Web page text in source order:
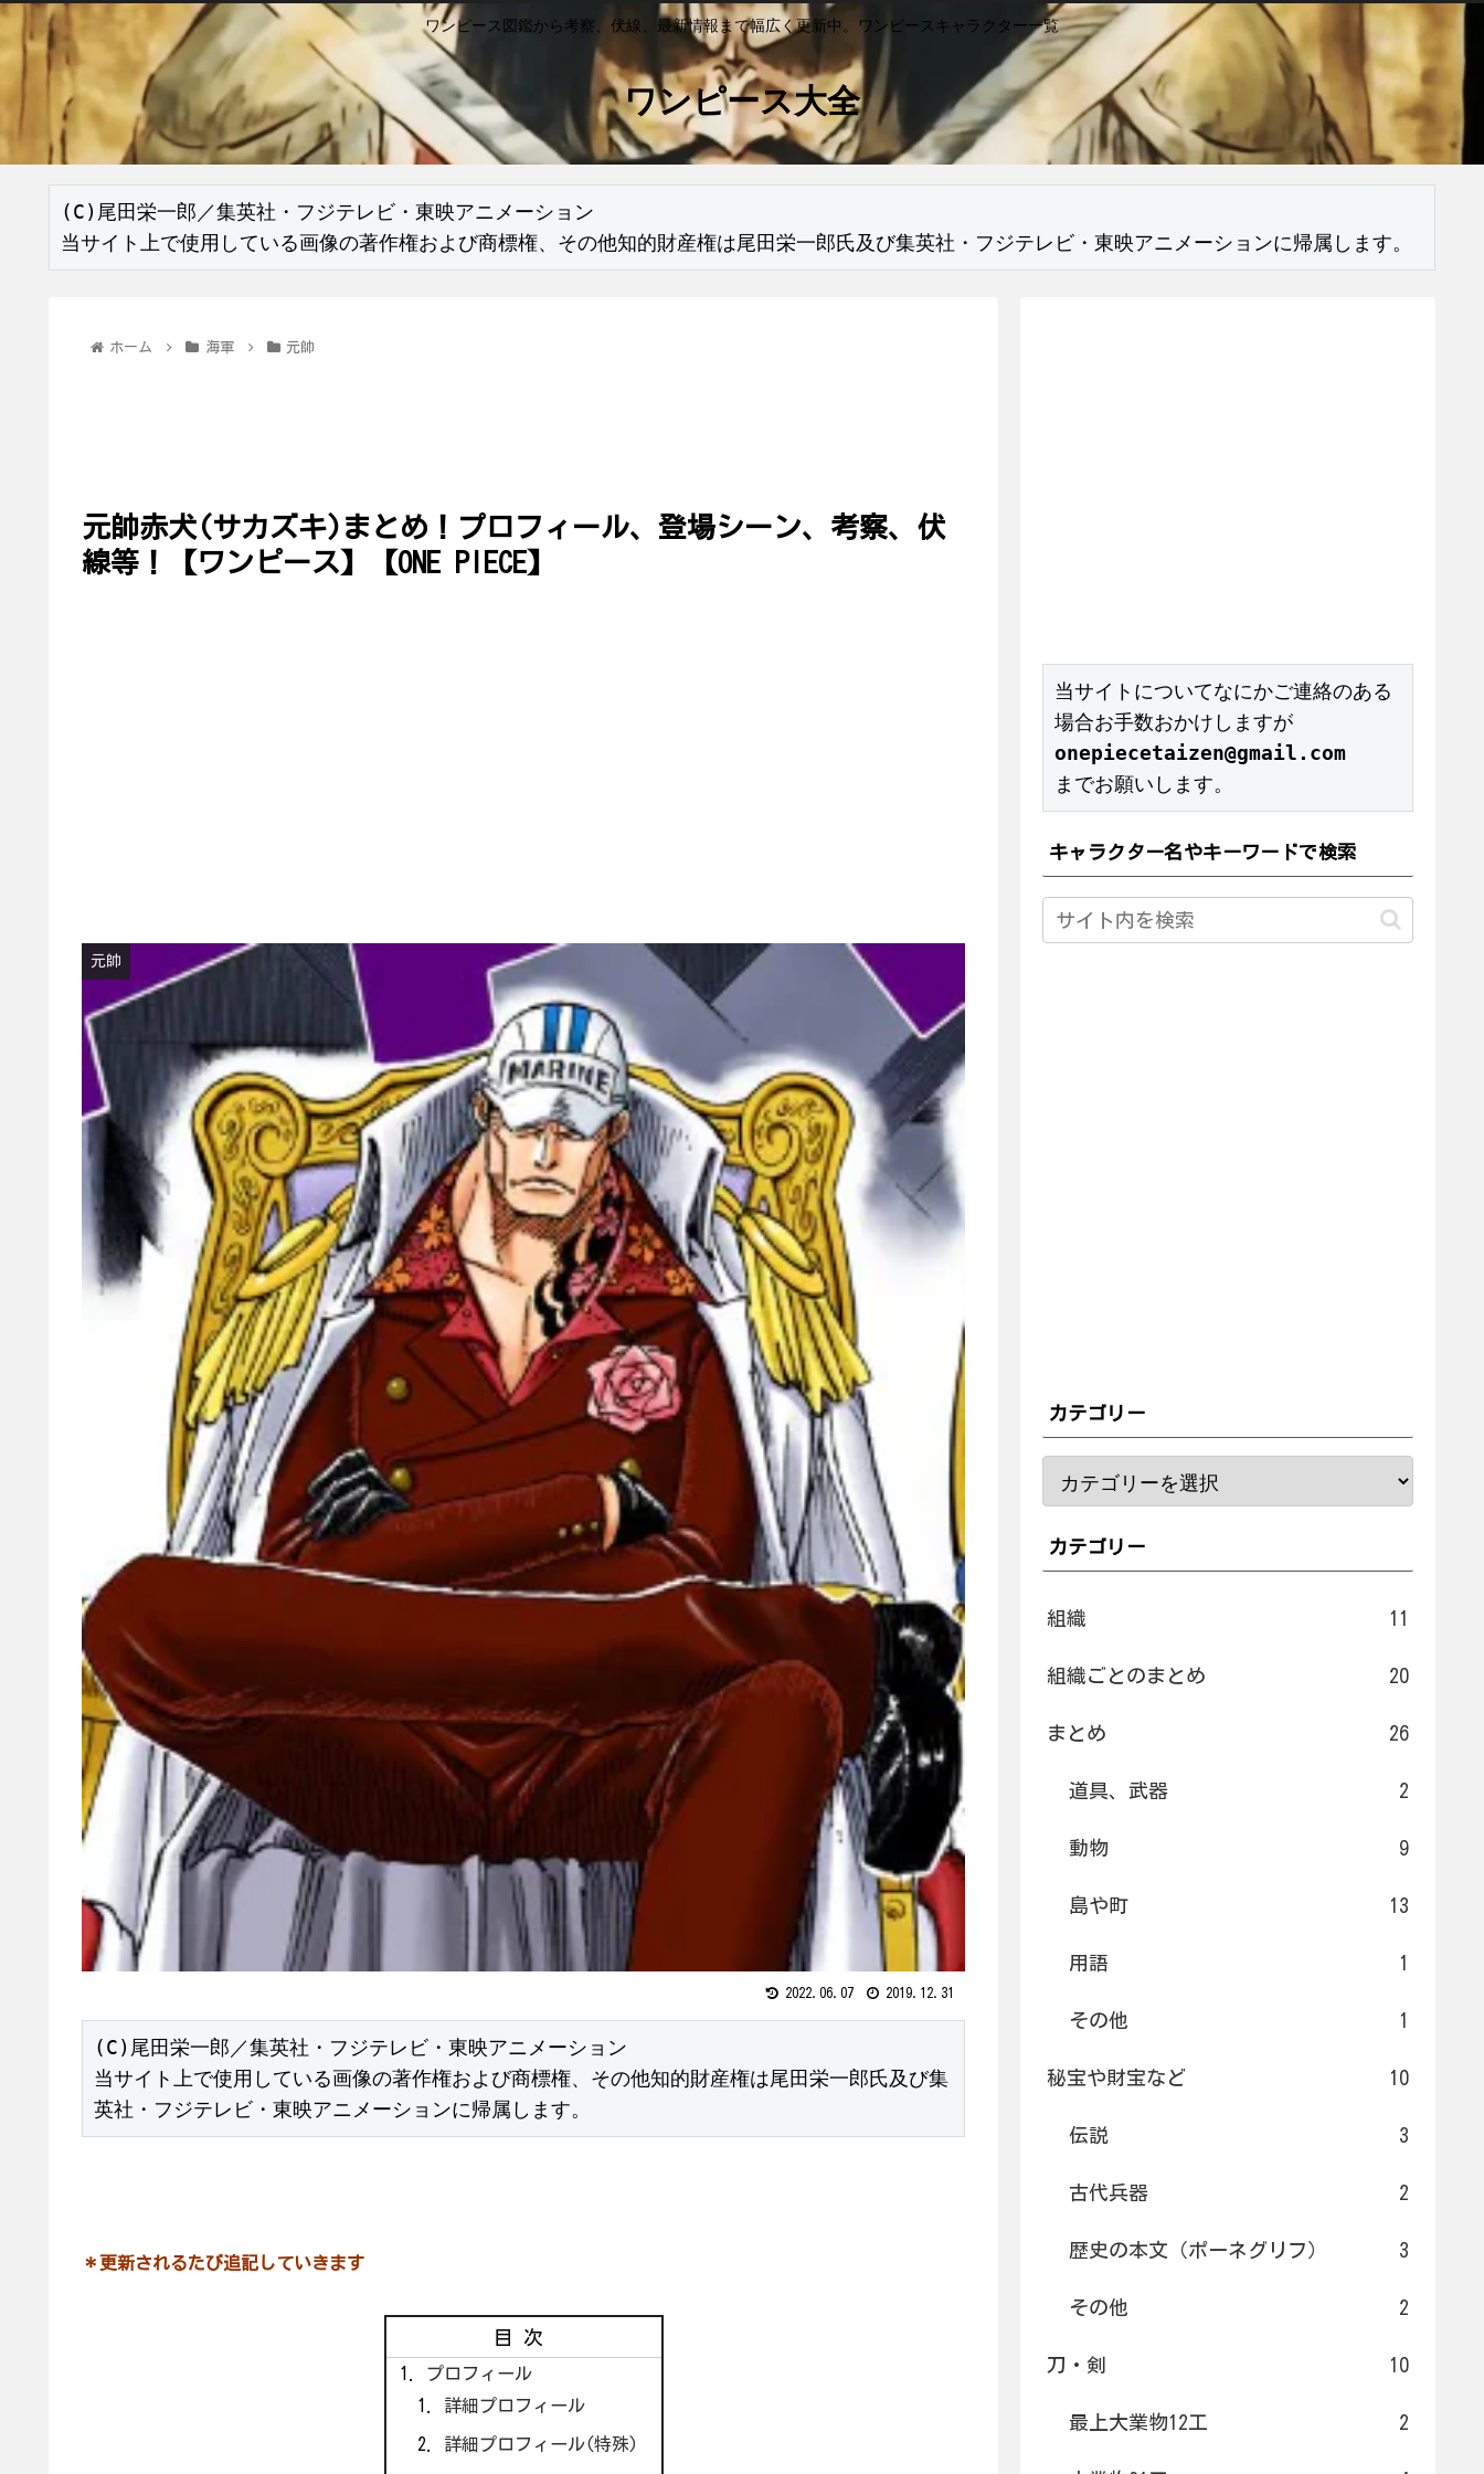
ワンピース図鑑から考察、伏線、最新情報まで幅広く更新中。ワンピースキャラクター一覧
ワンピース大全
(C)尾田栄一郎／集英社・フジテレビ・東映アニメーション
当サイト上で使用している画像の著作権および商標権、その他知的財産権は尾田栄一郎氏及び集英社・フジテレビ・東映アニメーションに帰属します。
ホーム 海軍 元帥
元帥赤犬(サカズキ)まとめ！プロフィール、登場シーン、考察、伏
線等！【ワンピース】【ONE PIECE】
元帥
2022.06.07 2019.12.31
(C)尾田栄一郎／集英社・フジテレビ・東映アニメーション
当サイト上で使用している画像の著作権および商標権、その他知的財産権は尾田栄一郎氏及び集
英社・フジテレビ・東映アニメーションに帰属します。
＊更新されるたび追記していきます
目次
プロフィール
詳細プロフィール
詳細プロフィール(特殊)
当サイトについてなにかご連絡のある
onepiecetaizen@gmail.com
までお願いします。
キャラクター名やキーワードで検索
カテゴリー
カテゴリー
組織 11
組織ごとのまとめ 20
まとめ 26
道具、武器 2
動物 9
島や町 13
用語 1
その他 1
秘宝や財宝など 10
伝説 3
古代兵器 2
歴史の本文（ポーネグリフ） 3
その他 2
刀・剣 10
最上大業物12工 2